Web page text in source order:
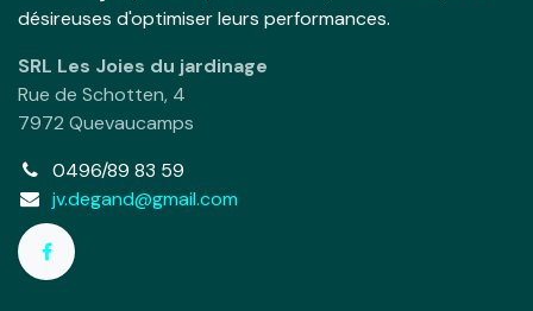
désireuses d'optimiser leurs performances.
SRL Les Joies du jardinage
Rue de Schotten, 4
7972 Quevaucamps
0496/89 83 59
jv.degand@gmail.com